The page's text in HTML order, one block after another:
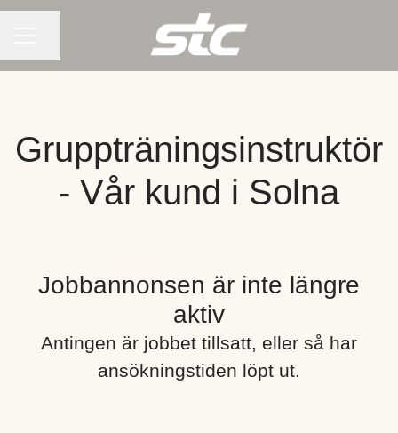
Gruppträningsinstruktör
- Vår kund i Solna
Jobbannonsen är inte längre
aktiv
Antingen är jobbet tillsatt, eller så har
ansökningstiden löpt ut.